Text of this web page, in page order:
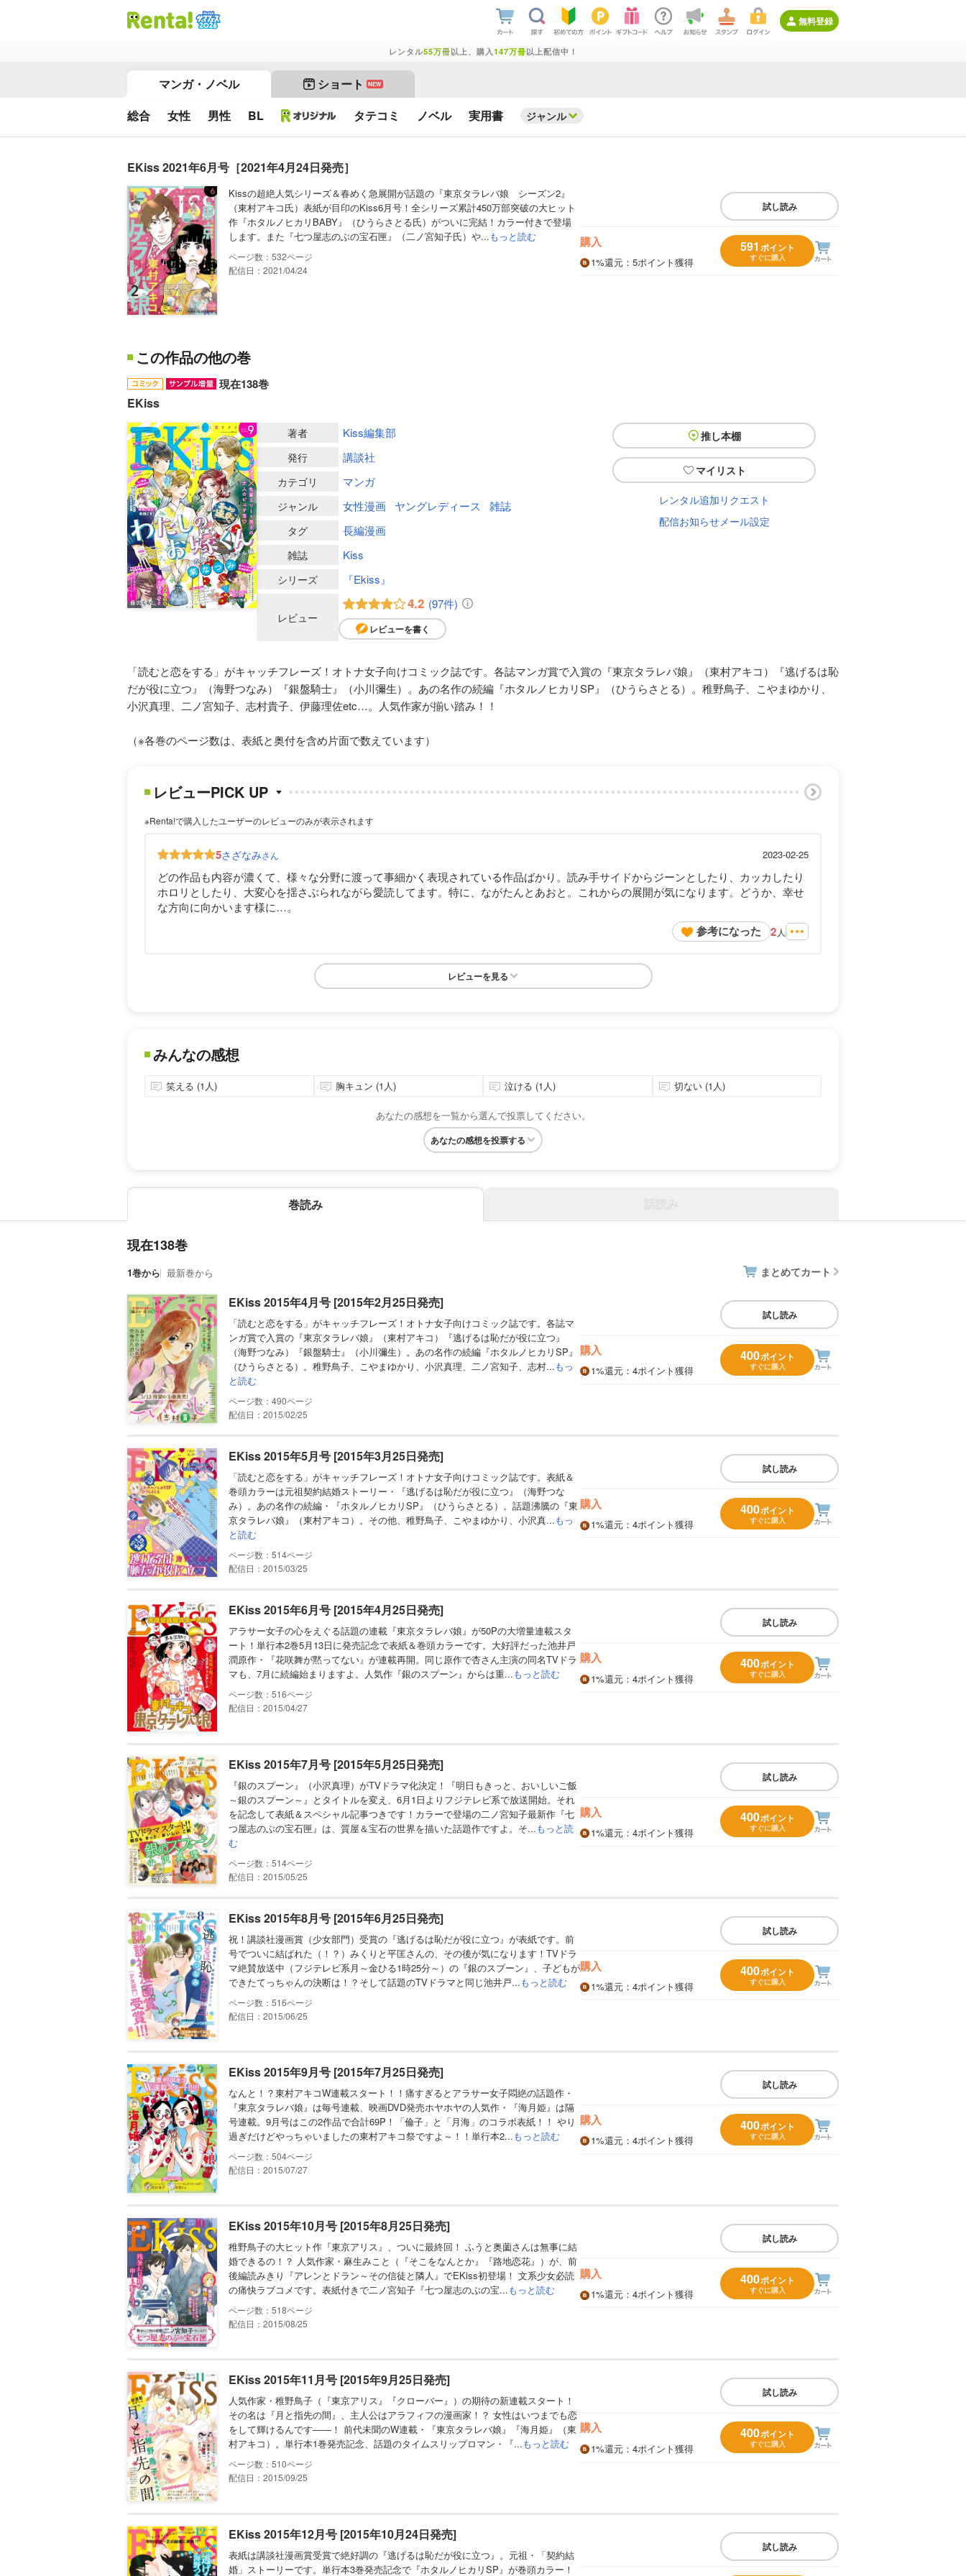
無料登録
レンタル55万冊以上、購入 147万冊以上配信中！
マンガ・ノベル ショート NEW
総合 女性 男性 BL タテコミ ノベル 実用書 ジャンル
EKiss 2021年6月号［2021年4月24日発売］
Kissの超絶人気シリーズ＆春めく急展開が話題の『東京タラレバ娘 シーズン2』
（東村アキコ氏）表紙が目印のKiss6月号！全シリーズ累計450万部突破の大ヒット
作『ホタルノヒカリBABY』（ひうらさとる氏）がついに完結！カラー付きで登場
します。また『七つ屋志のぶの宝石匣』（二ノ宮知子氏）や...もっと読む
532
配信日：2021/04/24
試し読み
購入
1%還元 ：5ポイント獲得
591 ポイント
すぐに購入
この作品の他の巻
現在138巻
EKiss
推し本棚
マイリスト
レンタル追加リクエスト
配信お知らせメール設定
著者 Kiss編集部
発行 講談社
カテゴリ マンガ
ジャンル 女性漫画 ヤングレディース 雑誌
タグ 長編漫画
雑誌 Kiss
シリーズ 『Ekiss』
レビュー
4.2 (97件)
レビューを書く
「読むと恋をする」がキャッチフレーズ！オトナ女子向けコミック誌です。各誌マンガ賞で入賞の『東京タラレバ娘』（東村アキコ）『逃げるは恥
だが役に立つ』（海野つなみ）『銀盤騎士』（小川彌生）。あの名作の続編『ホタルノヒカリSP』（ひうらさとる）。稚野鳥子、こやまゆかり、
小沢真理、二ノ宮知子、志村貴子、伊藤理佐etc…。人気作家が揃い踏み！！
（※各巻のページ数は、表紙と奥付を含め片面で数えています）
レビューPICK UP
※Renta!で購入したユーザーのレビューのみが表示されます
5さざなみさん 2023-02-25
どの作品も内容が濃くて、様々な分野に渡って事細かく表現されている作品ばかり。読み手サイドからジーンとしたり、カッカしたり
ホロリとしたり、大変心を揺さぶられながら愛読してます。特に、ながたんとあおと。これからの展開が気になります。どうか、幸せ
な方向に向かいます様に…。
参考になった 2 人
レビューを見る
みんなの感想
笑える (1人) 胸キュン (1人) 泣ける (1人) 切ない (1人)
あなたの感想を一覧から選んで投票してください。
あなたの感想を投票する
巻読み
現在138巻
1巻から 最新巻から まとめてカート
EKiss 2015年4月号 [2015年2月25日発売]
「読むと恋をする」がキャッチフレーズ！オトナ女子向けコミック誌です。各誌マ
ンガ賞で入賞の『東京タラレバ娘』（東村アキコ）『逃げるは恥だが役に立つ』
（海野つなみ）『銀盤騎士』（小川彌生）。あの名作の続編『ホタルノヒカリSP』
（ひうらさとる）。稚野鳥子、こやまゆかり、小沢真理、二ノ宮知子、志村...もっ
と読む
490
配信日：2015/02/25
試し読み
購入
1%還元 ：4ポイント獲得
400ポイント
すぐに購入
EKiss 2015年5月号 [2015年3月25日発売]
「読むと恋をする」がキャッチフレーズ！オトナ女子向けコミック誌です。表紙＆
巻頭カラーは元祖契約結婚ストーリー・『逃げるは恥だが役に立つ』（海野つな
み）。あの名作の続編・『ホタルノヒカリSP』（ひうらさとる）。話題沸騰の『東
京タラレバ娘』（東村アキコ）。その他、稚野鳥子、こやまゆかり、小沢真...もっ
と読む
514
配信日：2015/03/25
試し読み
購入
1%還元 ：4ポイント獲得
400ポイント
すぐに購入
EKiss 2015年6月号 [2015年4月25日発売]
アラサー女子の心をえぐる話題の連載『東京タラレバ娘』が50Pの大増量連載スタ
ート！単行本2巻5月13日に発売記念で表紙＆巻頭カラーです。大好評だった池井戸
潤原作・『花咲舞が黙ってない』が連載再開。同じ原作で杏さん主演の同名TVドラ
マも、7月に続編始まりますよ。人気作『銀のスプーン』からは重...もっと読む
516
配信日：2015/04/27
試し読み
購入
1%還元 ：4ポイント獲得
400ポイント
すぐに購入
EKiss 2015年7月号 [2015年5月25日発売]
『銀のスプーン』（小沢真理）がTVドラマ化決定！『明日もきっと、おいしいご飯
～銀のスプーン～』とタイトルを変え、6月1日よりフジテレビ系で放送開始。それ
を記念して表紙＆スペシャル記事つきです！カラーで登場の二ノ宮知子最新作『七
つ屋志のぶの宝石匣』は、質屋＆宝石の世界を描いた話題作ですよ。そ...もっと読
む
514
配信日：2015/05/25
試し読み
購入
1%還元 ：4ポイント獲得
400ポイント
すぐに購入
EKiss 2015年8月号 [2015年6月25日発売]
祝！講談社漫画賞（少女部門）受賞の『逃げるは恥だが役に立つ』が表紙です。前
号でついに結ばれた（！？）みくりと平匡さんの、その後が気になります！TVドラ
マ絶賛放送中（フジテレビ系月～金ひる1時25分～）の『銀のスプーン』、子どもが
できたてっちゃんの決断は！？そして話題のTVドラマと同じ池井戸...もっと読む
516
配信日：2015/06/25
試し読み
購入
1%還元 ：4ポイント獲得
400ポイント
すぐに購入
EKiss 2015年9月号 [2015年7月25日発売]
なんと！？東村アキコW連載スタート！！痛すぎるとアラサー女子悶絶の話題作・
『東京タラレバ娘』は毎号連載、映画DVD発売ホヤホヤの人気作・『海月姫』は隔
号連載。9月号はこの2作品で合計69P！「倫子」と「月海」のコラボ表紙！！ やり
過ぎだけどやっちゃいましたの東村アキコ祭ですよ～！！単行本2...もっと読む
504
配信日：2015/07/27
試し読み
購入
1%還元 ：4ポイント獲得
400ポイント
すぐに購入
EKiss 2015年10月号 [2015年8月25日発売]
稚野鳥子の大ヒット作『東京アリス』、ついに最終回！ ふうと奥薗さんは無事に結
婚できるの！？ 人気作家・麻生みこと（『そこをなんとか』『路地恋花』）が、前
後編読みきり『アレンとドラン～その信徒と隣人』でEKiss初登場！ 文系少女必読
の痛快ラブコメです。表紙付きで二ノ宮知子『七つ屋志のぶの宝...もっと読む
518
配信日：2015/08/25
試し読み
購入
1%還元 ：4ポイント獲得
400ポイント
すぐに購入
EKiss 2015年11月号 [2015年9月25日発売]
人気作家・稚野鳥子（『東京アリス』『クローバー』）の期待の新連載スタート！
その名は『月と指先の間』、主人公はアラフィフの漫画家！？ 女性はいつまでも恋
をして輝けるんです――！ 前代未聞のW連載・『東京タラレバ娘』『海月姫』（東
村アキコ）。単行本1巻発売記念、話題のタイムスリップロマン・『...もっと読む
510
配信日：2015/09/25
試し読み
購入
1%還元 ：4ポイント獲得
400ポイント
すぐに購入
EKiss 2015年12月号 [2015年10月24日発売]
表紙は講談社漫画賞受賞で絶好調の『逃げるは恥だが役に立つ』。元祖・「契約結
婚」ストーリーです。単行本3巻発売記念で『ホタルノヒカリSP』が巻頭カラー！
試し読み